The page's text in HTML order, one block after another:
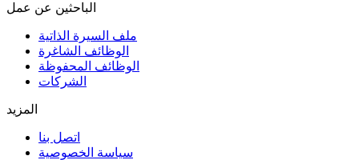
الباحثين عن عمل
ملف السيرة الذاتية
الوظائف الشاغرة
الوظائف المحفوظة
الشركات
المزيد
اتصل بنا
سياسة الخصوصية